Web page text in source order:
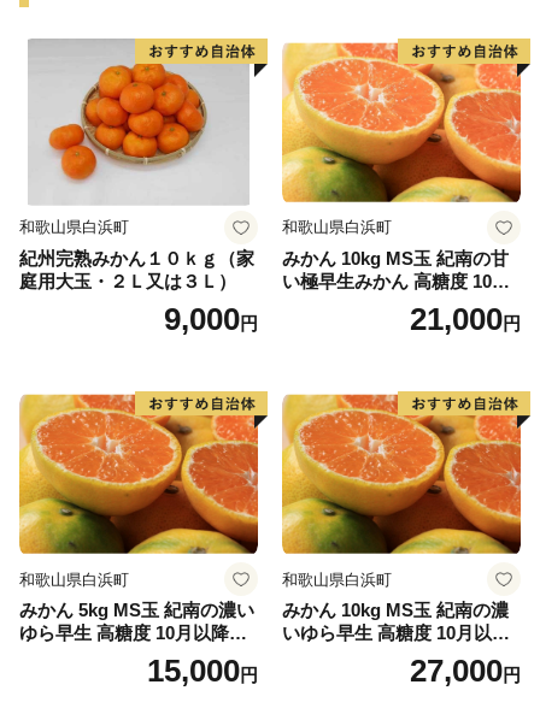
糸島の自然が育んだ特産品を通じて、糸島の魅力をさら
に知っていただければ幸いです。
和歌山県白浜町
紀州完熟みかん１０ｋｇ（家
庭用大玉・２Ｌ又は３Ｌ）
9,000円
和歌山県白浜町
みかん 10kg MS玉 紀南の甘
い極早生みかん 高糖度 10月
以降発送 マルチ被覆栽培
21,000円
和歌山県白浜町
みかん 5kg MS玉 紀南の濃い
ゆら早生 高糖度 10月以降発
送 マルチ被覆栽培15,000円
和歌山県白浜町
みかん 10kg MS玉 紀南の濃
いゆら早生 高糖度 10月以降
発送 マルチ被覆栽培27,000円